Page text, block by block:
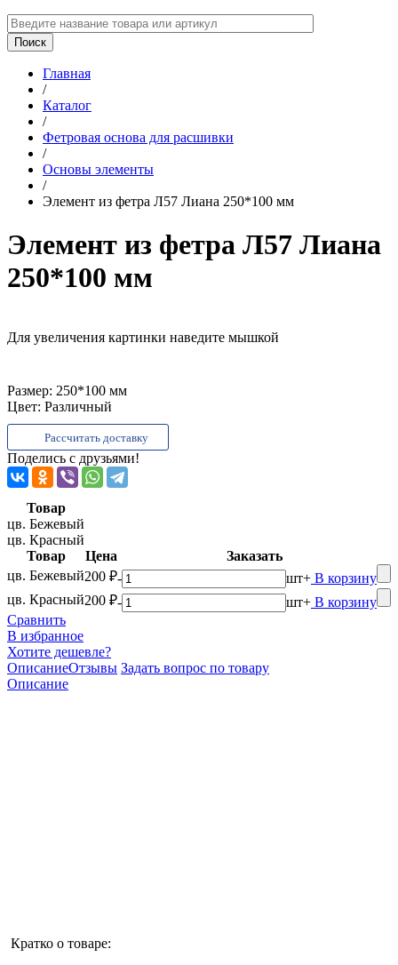
Главная
/
Каталог
/
Фетровая основа для расшивки
/
Основы элементы
/
Элемент из фетра Л57 Лиана 250*100 мм
Элемент из фетра Л57 Лиана
250*100 мм
Для увеличения картинки наведите мышкой
Размер: 250*100 мм
Цвет: Различный
Рассчитать доставку
Поделись с друзьями!
Товар
цв. Бежевый
цв. Красный
Товар
Цена
Заказать
цв. Бежевый200 ₽- шт+ В корзину
цв. Красный200 ₽- шт+ В корзину
Сравнить
В избранное
Хотите дешевле?
ОписаниеОтзывы Задать вопрос по товару
Описание
Кратко о товаре: